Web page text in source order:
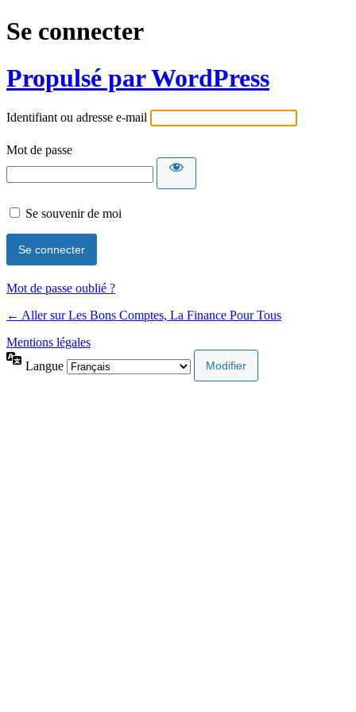
Se connecter
Propulsé par WordPress
Identifiant ou adresse e-mail
Mot de passe
Se souvenir de moi
Mot de passe oublié ?
← Aller sur Les Bons Comptes, La Finance Pour Tous
Mentions légales
Langue